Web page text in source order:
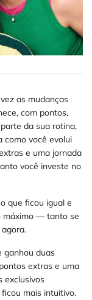
as mudanças
com pontos,
da sua rotina,
como você evolui
e uma jornada
você investe no
que ficou igual e
máximo — tanto se
ganhou duas
extras e uma
exclusivos
mais intuitivo.